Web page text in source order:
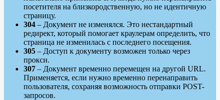
посетителя на близкородственную, но не идентичную
страницу.
304 – Документ не изменялся. Это нестандартный
редирект, который помогает краулерам определить, что
страница не изменилась с последнего посещения.
305 – Доступ к документу возможен только через
прокси.
307 – Документ временно перемещен на другой URL.
Применяется, если нужно временно перенаправить
пользователя, сохраняя возможность отправки POST-
запросов.